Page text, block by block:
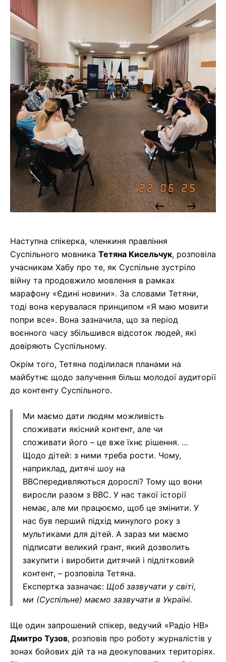
Наступна спікерка, членкиня правління
Суспільного мовника Тетяна Кисельчук, розповіла
учасникам Хабу про те, як Суспільне зустріло
війну та продовжило мовлення в рамках
марафону «Єдині новини». За словами Тетяни,
тоді вона керувалася принципом «Я маю мовити
попри все». Вона зазначила, що за період
воєнного часу збільшився відсоток людей, які
довіряють Суспільному.
Окрім того, Тетяна поділилася планами на
майбутнє щодо залучення більш молодої аудиторії
до контенту Суспільного.
Ми маємо дати людям можливість
споживати якісний контент, але чи
споживати його – це вже їхнє рішення. …
Щодо дітей: з ними треба рости. Чому,
наприклад, дитячі шоу на
BBCпередивляються дорослі? Тому що вони
виросли разом з BBC. У нас такої історії
немає, але ми працюємо, щоб це змінити. У
нас був перший підхід минулого року з
мультиками для дітей. А зараз ми маємо
підписати великий грант, який дозволить
закупити і виробити дитячий і підлітковий
контент, – розповіла Тетяна.
Експертка зазначає: Щоб зазвучати у світі,
ми (Суспільне) маємо зазвучати в Україні.
Ще один запрошений спікер, ведучий «Радіо НВ»
Дмитро Тузов, розповів про роботу журналістів у
зонах бойових дій та на деокупованих територіях.